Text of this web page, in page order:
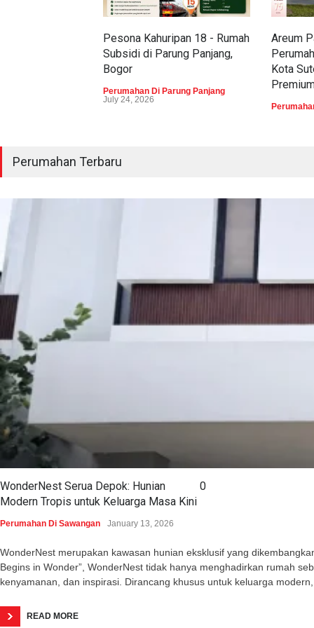
Pesona Kahuripan 18 - Rumah
Subsidi di Parung Panjang,
Bogor
Perumahan Di Parung Panjang
July 24, 2026
Areum
Kota
Perumahan Terbaru
WonderNest Serua Depok: Hunian
Modern Tropis untuk Keluarga Masa Kini
0
Perumahan Di Sawangan January 13, 2026
WonderNest merupakan kawasan hunian eksklusif yang
Begins in Wonder”, WonderNest tidak hanya menghadirkan rumah
kenyamanan, dan inspirasi. Dirancang khusus untuk keluarga
READ MORE